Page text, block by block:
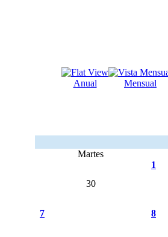
Anual Mensual
Martes
30
1
7 8